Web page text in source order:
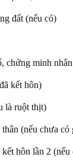
đất (nếu có)
chứng minh
kết hôn)
là ruột thịt)
(nếu chưa có
hôn lần 2